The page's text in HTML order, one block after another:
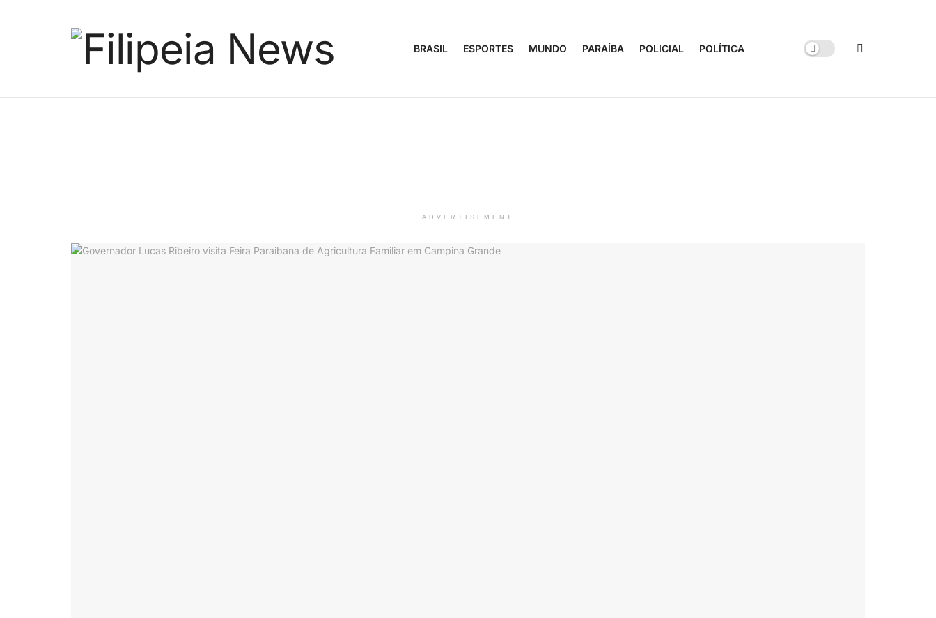
BRASIL ESPORTES MUNDO PARAÍBA POLICIAL POLÍTICA
ADVERTISEMENT